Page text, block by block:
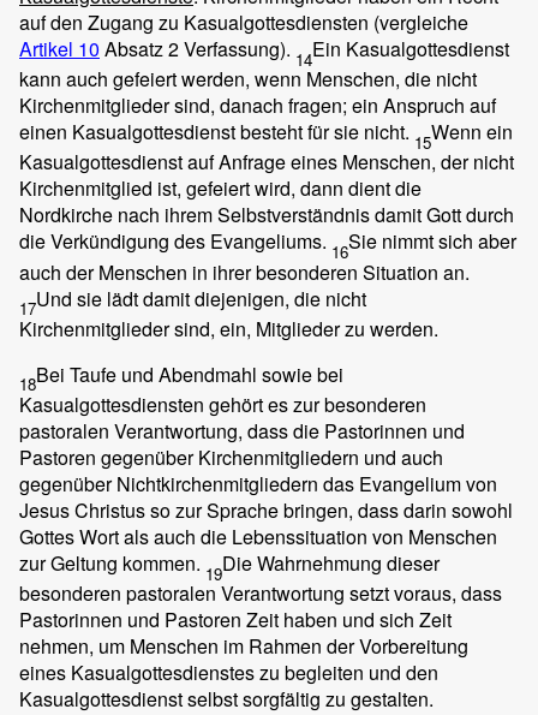
auf den Zugang zu Kasualgottesdiensten (vergleiche
Artikel 10 Absatz 2 Verfassung). 14Ein Kasualgottesdienst
kann auch gefeiert werden, wenn Menschen, die nicht
Kirchenmitglieder sind, danach fragen; ein Anspruch auf
einen Kasualgottesdienst besteht für sie nicht. 15Wenn ein
Kasualgottesdienst auf Anfrage eines Menschen, der nicht
Kirchenmitglied ist, gefeiert wird, dann dient die
Nordkirche nach ihrem Selbstverständnis damit Gott durch
die Verkündigung des Evangeliums. 16Sie nimmt sich aber
auch der Menschen in ihrer besonderen Situation an.
17Und sie lädt damit diejenigen, die nicht
Kirchenmitglieder sind, ein, Mitglieder zu werden.
18Bei Taufe und Abendmahl sowie bei
Kasualgottesdiensten gehört es zur besonderen
pastoralen Verantwortung, dass die Pastorinnen und
Pastoren gegenüber Kirchenmitgliedern und auch
gegenüber Nichtkirchenmitgliedern das Evangelium von
Jesus Christus so zur Sprache bringen, dass darin sowohl
Gottes Wort als auch die Lebenssituation von Menschen
zur Geltung kommen. 19Die Wahrnehmung dieser
besonderen pastoralen Verantwortung setzt voraus, dass
Pastorinnen und Pastoren Zeit haben und sich Zeit
nehmen, um Menschen im Rahmen der Vorbereitung
eines Kasualgottesdienstes zu begleiten und den
Kasualgottesdienst selbst sorgfältig zu gestalten.